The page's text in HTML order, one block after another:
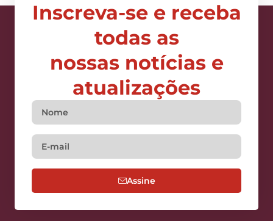
Inscreva-se e receba
todas as
nossas notícias e
atualizações
Assine